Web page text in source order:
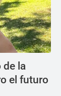
de la
el futuro